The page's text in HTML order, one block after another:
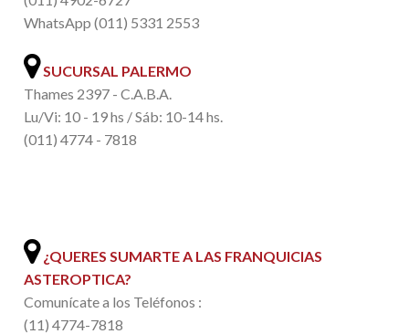
WhatsApp (011) 5331 2553
SUCURSAL PALERMO
Thames 2397 - C.A.B.A.
Lu/Vi: 10 - 19 hs / Sáb: 10-14 hs.
(011) 4774 - 7818
¿QUERES SUMARTE A LAS FRANQUICIAS
ASTEROPTICA?
Comunícate a los Teléfonos :
(11) 4774-7818